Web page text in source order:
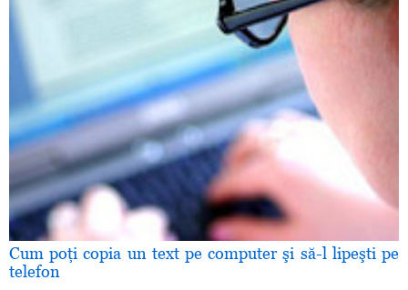
Cum poţi copia un text pe computer şi să-l lipeşti pe
telefon